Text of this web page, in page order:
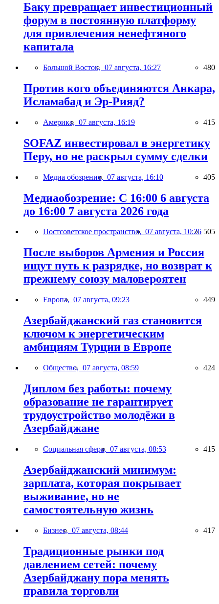
Баку превращает инвестиционный
форум в постоянную платформу
для привлечения ненефтяного
капитала
Большой Восток, 07 августа, 16:27 480
Против кого объединяются Анкара,
Исламабад и Эр-Рияд?
Америка, 07 августа, 16:19 415
SOFAZ инвестировал в энергетику
Перу, но не раскрыл сумму сделки
Медиа обозрение, 07 августа, 16:10 405
Медиаобозрение: С 16:00 6 августа
до 16:00 7 августа 2026 года
Постсоветское пространство, 07 августа, 10:26 505
После выборов Армения и Россия
ищут путь к разрядке, но возврат к
прежнему союзу маловероятен
Европа, 07 августа, 09:23 449
Азербайджанский газ становится
ключом к энергетическим
амбициям Турции в Европе
Общество, 07 августа, 08:59 424
Диплом без работы: почему
образование не гарантирует
трудоустройство молодёжи в
Азербайджане
Социальная сфера, 07 августа, 08:53 415
Азербайджанский минимум:
зарплата, которая покрывает
выживание, но не
самостоятельную жизнь
Бизнес, 07 августа, 08:44 417
Традиционные рынки под
давлением сетей: почему
Азербайджану пора менять
правила торговли